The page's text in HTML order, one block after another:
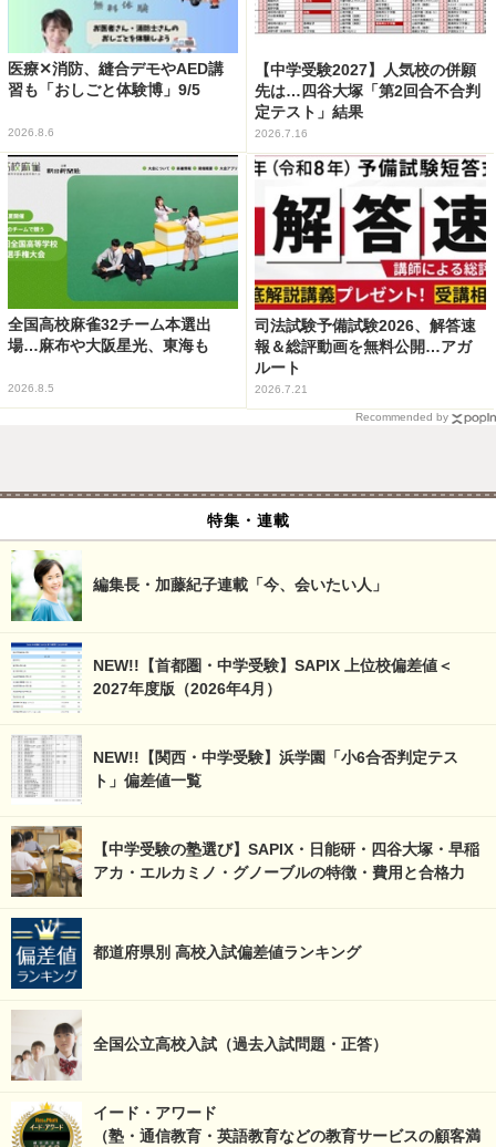
医療✕消防、縫合デモやAED講
習も「おしごと体験博」9/5
2026.8.6
【中学受験2027】人気校の併願
先は…四谷大塚「第2回合不合判
定テスト」結果
2026.7.16
全国高校麻雀32チーム本選出
場…麻布や大阪星光、東海も
2026.8.5
司法試験予備試験2026、解答速
報＆総評動画を無料公開…アガ
ルート
2026.7.21
Recommended by
特集・連載
編集長・加藤紀子連載「今、会いたい人」
NEW!!【首都圏・中学受験】SAPIX 上位校偏差値＜
2027年度版（2026年4月）
NEW!!【関西・中学受験】浜学園「小6合否判定テス
ト」偏差値一覧
【中学受験の塾選び】SAPIX・日能研・四谷大塚・早稲
アカ・エルカミノ・グノーブルの特徴・費用と合格力
都道府県別 高校入試偏差値ランキング
全国公立高校入試（過去入試問題・正答）
イード・アワード
（塾・通信教育・英語教育などの教育サービスの顧客満